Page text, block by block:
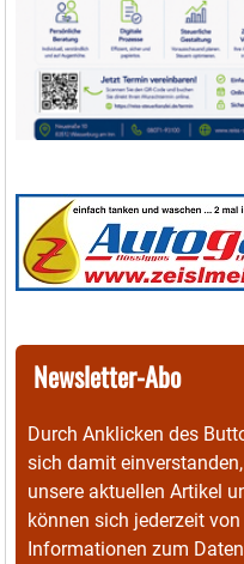
Newsletter-Abo
Durch Anklicken des
sich damit
unsere aktuellen Artikel
können sich jederzeit
Informationen zum